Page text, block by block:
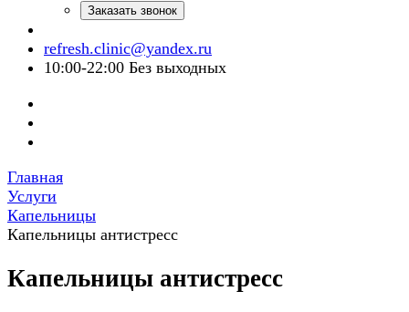
Заказать звонок
refresh.clinic@yandex.ru
10:00-22:00 Без выходных
Главная
Услуги
Капельницы
Капельницы антистресс
Капельницы антистресс